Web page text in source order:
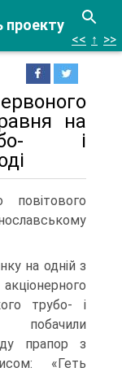
<< ↑ >>
на
і
повітового
на одній з
трубо- і
побачили
прапор з
«Геть